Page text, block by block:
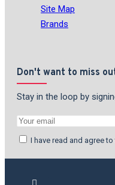
Site Map
Brands
Don't want to miss
Stay in the loop by
I have read and agree to